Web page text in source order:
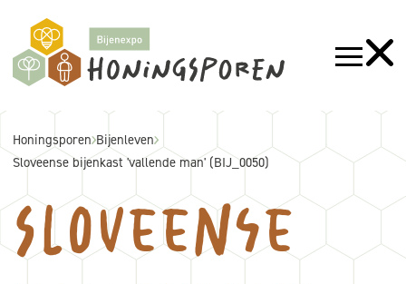
Honingsporen Bijenleven
Sloveense bijenkast 'vallende man' (BIJ_0050)
Sloveense